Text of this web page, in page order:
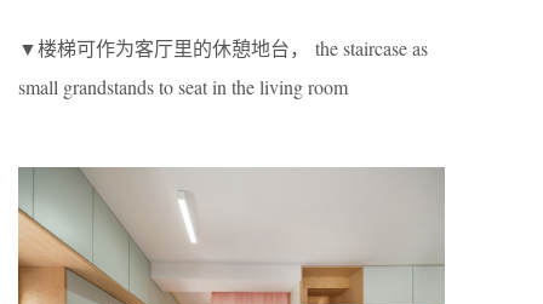
▼楼梯可作为客厅里的休憩地台， the staircase as
small grandstands to seat in the living room